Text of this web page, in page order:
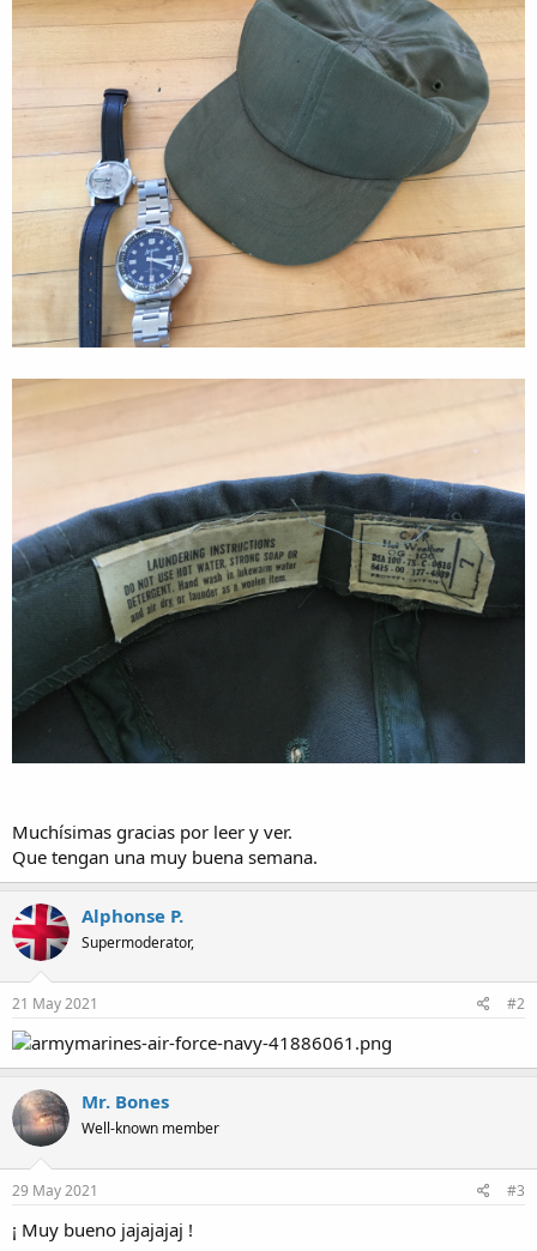
Muchísimas gracias por leer y ver.
Que tengan una muy buena semana.
Alphonse P.
Supermoderator,
21 May 2021 #2
Mr. Bones
Well-known member
29 May 2021 #3
¡ Muy bueno jajajajaj !